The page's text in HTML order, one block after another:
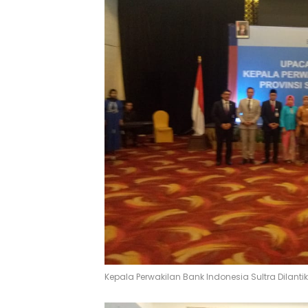
Kepala Perwakilan Bank Indonesia Sultra Dilantik